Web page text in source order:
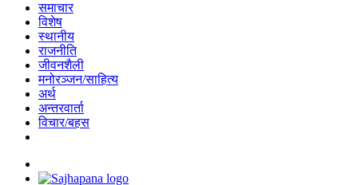
समाचार
विशेष
स्थानीय
राजनीति
जीवनशैली
मनोरञ्जन/साहित्य
अर्थ
अन्तरवार्ता
विचार/बहस